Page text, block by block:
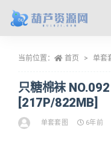
当前位置： 首页 单套
只糖棉袜
[217P/822MB]
单套套图 6年前